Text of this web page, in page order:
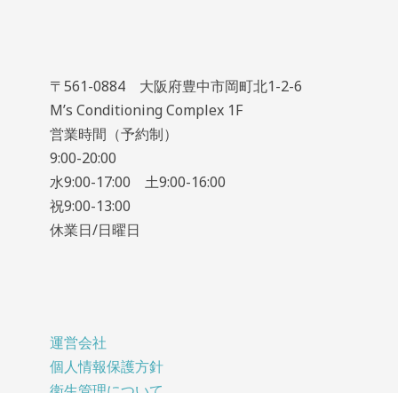
〒561-0884 大阪府豊中市岡町北1-2-6
M’s Conditioning Complex 1F
営業時間（予約制）
9:00-20:00
水9:00-17:00 土9:00-16:00
祝9:00-13:00
休業日/日曜日
運営会社
個人情報保護方針